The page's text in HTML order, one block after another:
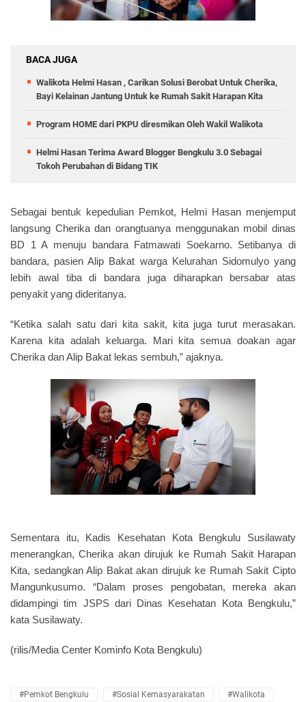
BACA JUGA
Walikota Helmi Hasan , Carikan Solusi Berobat Untuk Cherika,
Bayi Kelainan Jantung Untuk ke Rumah Sakit Harapan Kita
Program HOME dari PKPU diresmikan Oleh Wakil Walikota
Helmi Hasan Terima Award Blogger Bengkulu 3.0 Sebagai
Tokoh Perubahan di Bidang TIK
Sebagai bentuk kepedulian Pemkot, Helmi Hasan menjemput
langsung Cherika dan orangtuanya menggunakan mobil dinas
BD 1 A menuju bandara Fatmawati Soekarno. Setibanya di
bandara, pasien Alip Bakat warga Kelurahan Sidomulyo yang
lebih awal tiba di bandara juga diharapkan bersabar atas
penyakit yang dideritanya.
“Ketika salah satu dari kita sakit, kita juga turut merasakan.
Karena kita adalah keluarga. Mari kita semua doakan agar
Cherika dan Alip Bakat lekas sembuh,” ajaknya.
Sementara itu, Kadis Kesehatan Kota Bengkulu Susilawaty
menerangkan, Cherika akan dirujuk ke Rumah Sakit Harapan
Kita, sedangkan Alip Bakat akan dirujuk ke Rumah Sakit Cipto
Mangunkusumo. “Dalam proses pengobatan, mereka akan
didampingi tim JSPS dari Dinas Kesehatan Kota Bengkulu,”
kata Susilawaty.
(rilis/Media Center Kominfo Kota Bengkulu)
#Pemkot Bengkulu #Sosial Kemasyarakatan #Walikota